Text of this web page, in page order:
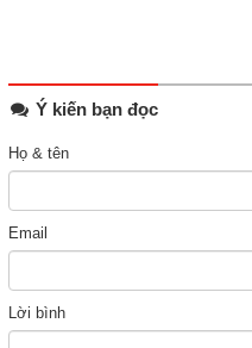
Ý kiến bạn đọc
Họ & tên
Email
Lời bình